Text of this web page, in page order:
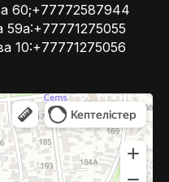
60;+77772587944
10:+77771275056
в Алматы